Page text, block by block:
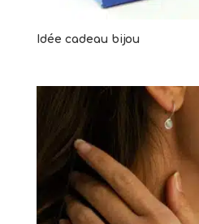
Idée cadeau bijou